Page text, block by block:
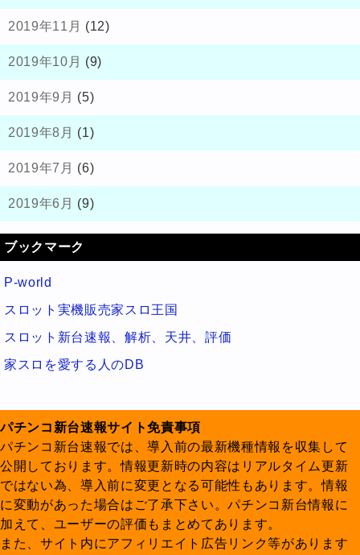
2019年11月 (12)
2019年10月 (9)
2019年9月 (5)
2019年8月 (1)
2019年7月 (6)
2019年6月 (9)
ブックマーク
P-world
スロット実機販売家スロ王国
スロット新台速報、解析、天井、評価
家スロを愛する人のDB
パチンコ新台速報サイト免責事項
パチンコ新台速報では、導入前の最新機種情報を収集して
公開しております。情報更新時の内容はリアルタイム更新
ではない為、導入前に変更となる可能性もあります。情報
に変動があった場合はご了承下さい。パチンコ新台情報に
加えて、ユーザーの評価もまとめてあります。
また、サイト内にアフィリエイト広告リンク等があります